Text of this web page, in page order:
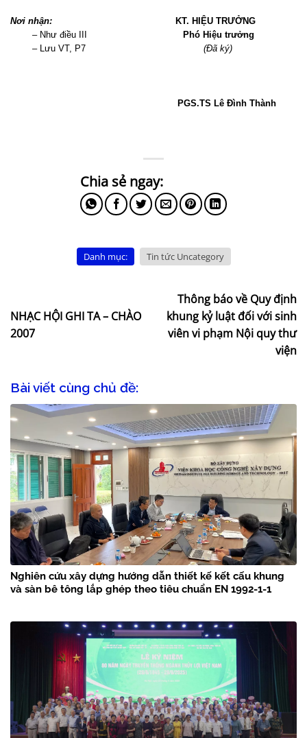
Nơi nhận:
KT. HIỆU TRƯỞNG
– Như điều III
Phó Hiệu trưởng
– Lưu VT, P7 (Đã ký)
PGS.TS Lê Đình Thành
Danh mục: Tin tức Uncategory
NHẠC HỘI GHI TA – CHÀO
2007
Thông báo về Quy định
khung kỷ luật đối với sinh
viên vi phạm Nội quy thư
viện
Bài viết cùng chủ đề:
Nghiên cứu xây dựng hướng dẫn thiết kế kết cấu khung
và sàn bê tông lắp ghép theo tiêu chuẩn EN 1992-1-1